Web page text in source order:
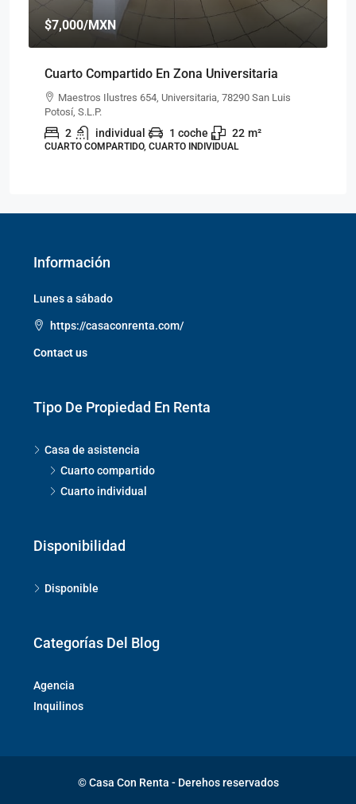
$7,000/MXN
Cuarto Compartido En Zona Universitaria
Maestros Ilustres 654, Universitaria, 78290 San Luis
Potosí, S.L.P.
2 individual 1 coche 22 m²
CUARTO COMPARTIDO, CUARTO INDIVIDUAL
Información
Lunes a sábado
https://casaconrenta.com/
Contact us
Tipo De Propiedad En Renta
Casa de asistencia
Cuarto compartido
Cuarto individual
Disponibilidad
Disponible
Categorías Del Blog
Agencia
Inquilinos
© Casa Con Renta - Derehos reservados